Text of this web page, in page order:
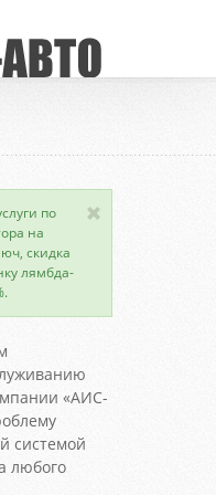
по
на
скидка
лямбда-
«АИС-
системой
любого